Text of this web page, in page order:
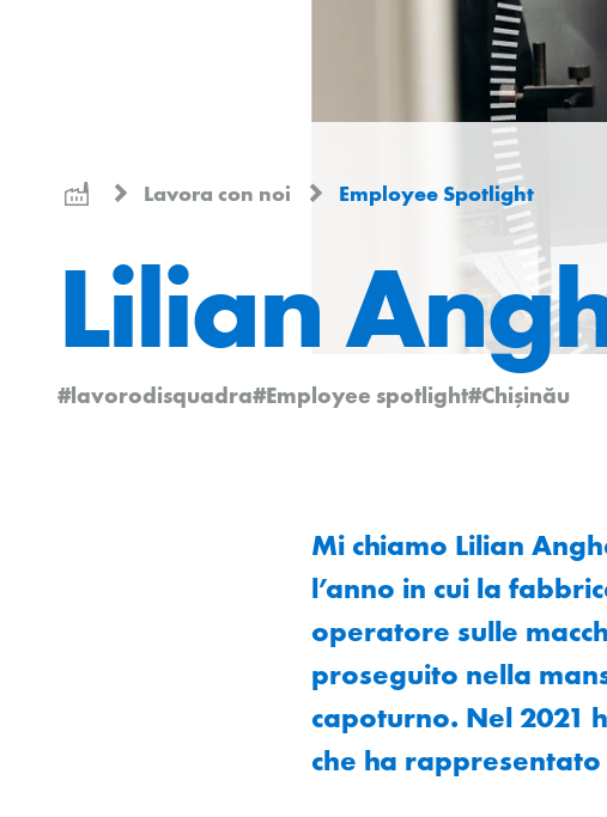
Lavora con noi Employee Spotlight
Lilian
#lavorodisquadra#Employee spotlight#Chişinău
Mi chiamo Lilian
l’anno in cui la
operatore sulle
proseguito nella
capoturno. Nel 2021
che ha